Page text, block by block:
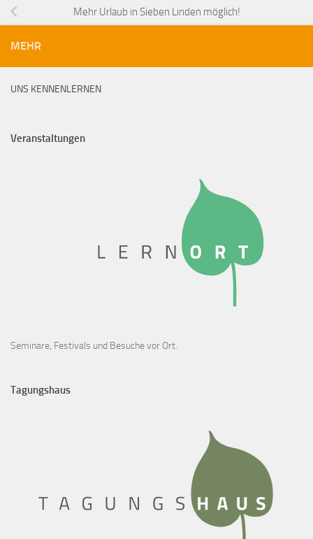
Mehr Urlaub in Sieben Linden möglich!
MEHR
UNS KENNENLERNEN
Veranstaltungen
Seminare, Festivals und Besuche vor Ort.
Tagungshaus